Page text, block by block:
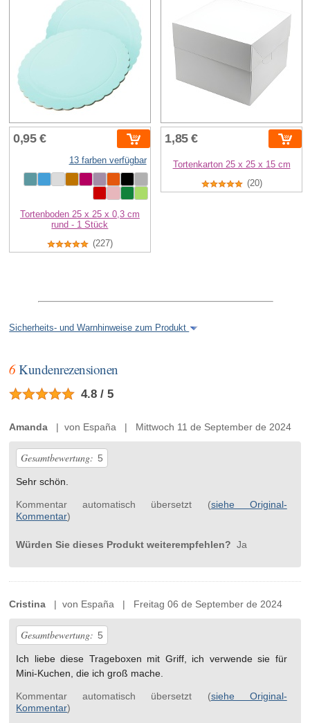
0,95 €
13 farben verfügbar
Tortenboden 25 x 25 x 0,3 cm
rund - 1 Stück
(227)
1,85 €
Tortenkarton 25 x 25 x 15 cm
(20)
Sicherheits- und Warnhinweise zum Produkt
6Kundenrezensionen
4.8 / 5
Amanda | von España | Mittwoch 11 de September de 2024
Gesamtbewertung: 5
Sehr schön.
Kommentar automatisch übersetzt (siehe Original-
Kommentar)
Würden Sie dieses Produkt weiterempfehlen? Ja
Cristina | von España | Freitag 06 de September de 2024
Gesamtbewertung: 5
Ich liebe diese Trageboxen mit Griff, ich verwende sie für
Mini-Kuchen, die ich groß mache.
Kommentar automatisch übersetzt (siehe Original-
Kommentar)